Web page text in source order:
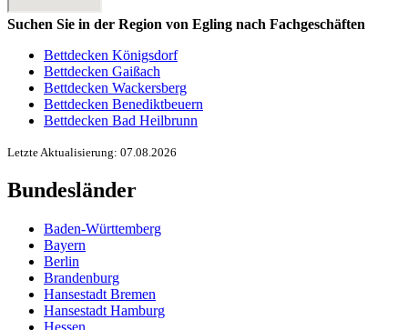
Suchen Sie in der Region von Egling nach Fachgeschäften
Bettdecken Königsdorf
Bettdecken Gaißach
Bettdecken Wackersberg
Bettdecken Benediktbeuern
Bettdecken Bad Heilbrunn
Letzte Aktualisierung: 07.08.2026
Bundesländer
Baden-Württemberg
Bayern
Berlin
Brandenburg
Hansestadt Bremen
Hansestadt Hamburg
Hessen